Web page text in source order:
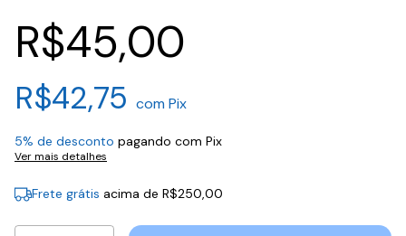
R$45,00
R$42,75 com Pix
5% de desconto pagando com Pix
Ver mais detalhes
Frete grátis acima de R$250,00